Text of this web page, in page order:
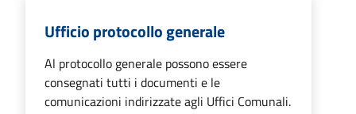
Ufficio protocollo generale
Al protocollo generale possono essere
consegnati tutti i documenti e le
comunicazioni indirizzate agli Uffici Comunali.